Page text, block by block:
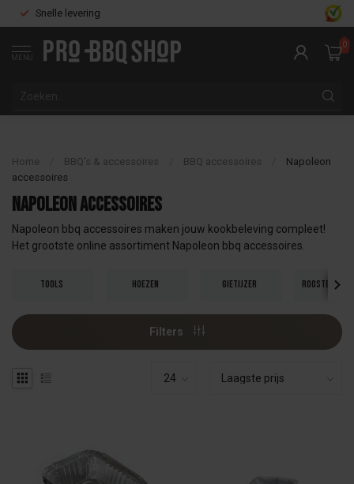
Snelle levering
MENU
0
Home BBQ's & accessoires BBQ accessoires
Napoleon
accessoires
Napoleon accessoires
Napoleon bbq accessoires maken jouw kookbeleving compleet!
Het grootste online assortiment Napoleon bbq accessoires.
Tools Hoezen Gietijzer Roosters en
Filters